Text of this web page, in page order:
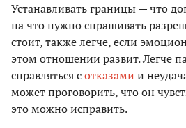
Устанавливать границы — что
на что нужно спрашивать
стоит, также легче, если
этом отношении развит. Легче
справляться сотказами и
может проговорить, что он
это можно исправить.